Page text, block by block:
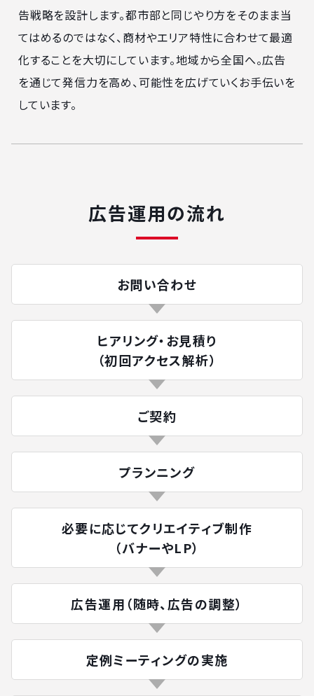
告戦略を設計します。都市部と同じやり方をそのまま当
てはめるのではなく、商材やエリア特性に合わせて最適
化することを大切にしています。地域から全国へ。広告
を通じて発信力を高め、可能性を広げていくお手伝いを
しています。
広告運用の流れ
お問い合わせ
ヒアリング・お見積り
（初回アクセス解析）
ご契約
プランニング
必要に応じてクリエイティブ制作
（バナーやLP）
広告運用（随時、広告の調整）
定例ミーティングの実施